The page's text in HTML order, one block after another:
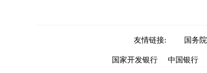
友情链接: 国务院
国家开发银行 中国银行